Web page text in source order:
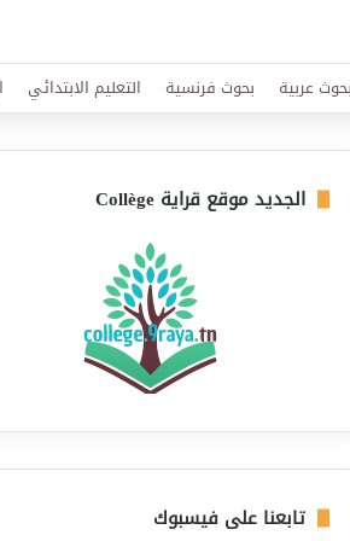
عربية بحوث فرنسية التعليم الابتدائي
الجديد موقع قراية Collège
تابعنا على فيسبوك